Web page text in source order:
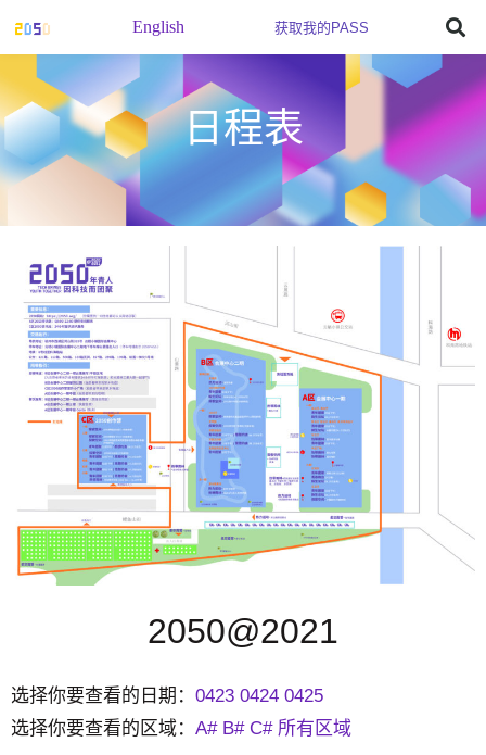
English 获取我的PASS
日程表
2050@2021
选择你要查看的日期： 0423 0424 0425
选择你要查看的区域： A# B# C# 所有区域